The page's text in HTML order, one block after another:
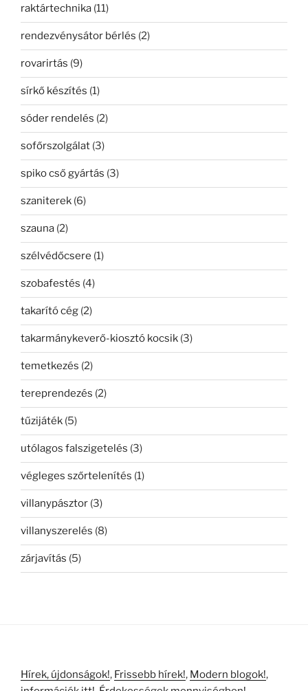
raktártechnika (11)
rendezvénysátor bérlés (2)
rovarirtás (9)
sírkő készítés (1)
sóder rendelés (2)
sofőrszolgálat (3)
spiko cső gyártás (3)
szaniterek (6)
szauna (2)
szélvédőcsere (1)
szobafestés (4)
takarító cég (2)
takarmánykeverő-kiosztó kocsik (3)
temetkezés (2)
tereprendezés (2)
tűzijáték (5)
utólagos falszigetelés (3)
végleges szőrtelenítés (1)
villanypásztor (3)
villanyszerelés (8)
zárjavítás (5)
Hírek, újdonságok!, Frissebb hírek!, Modern blogok!,